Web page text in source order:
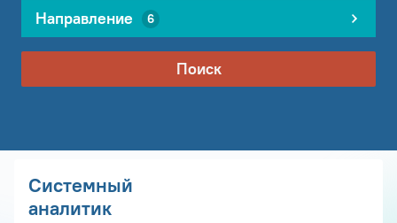
Направление 6
Поиск
Системный
аналитик